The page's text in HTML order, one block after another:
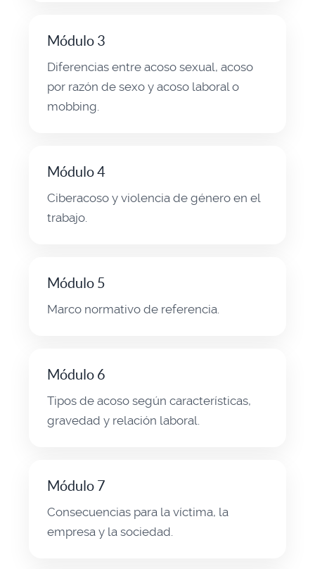
Módulo 3
Diferencias entre acoso sexual, acoso
por razón de sexo y acoso laboral o
mobbing.
Módulo 4
Ciberacoso y violencia de género en el
trabajo.
Módulo 5
Marco normativo de referencia.
Módulo 6
Tipos de acoso según características,
gravedad y relación laboral.
Módulo 7
Consecuencias para la víctima, la
empresa y la sociedad.